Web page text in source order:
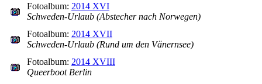
Fotoalbum: 2014 XVI
Schweden-Urlaub (Abstecher nach Norwegen)
Fotoalbum: 2014 XVII
Schweden-Urlaub (Rund um den Vänernsee)
Fotoalbum: 2014 XVIII
Queerboot Berlin